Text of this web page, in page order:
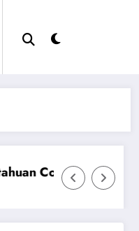
Dengan 2 Pria